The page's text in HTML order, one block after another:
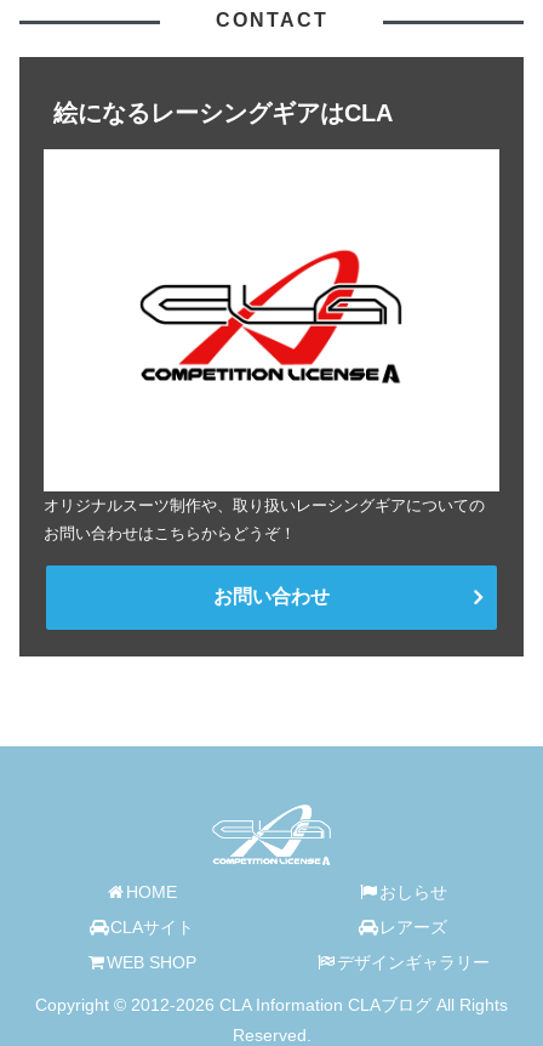
CONTACT
絵になるレーシングギアはCLA
オリジナルスーツ制作や、取り扱いレーシングギアについての
お問い合わせはこちらからどうぞ！
お問い合わせ
HOME
おしらせ
CLAサイト
レアーズ
WEB SHOP
デザインギャラリー
Copyright © 2012-2026 CLA Information CLAブログ All Rights
Reserved.